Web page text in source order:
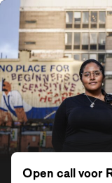
Home
Open call voor